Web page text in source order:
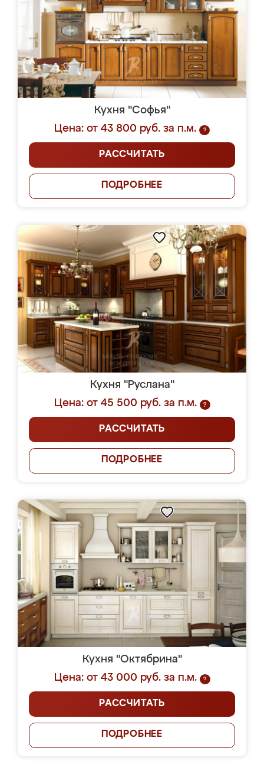
Кухня "Софья"
Цена: от 43 800 руб. за п.м.
?
РАССЧИТАТЬ
ПОДРОБНЕЕ
Кухня "Руслана"
Цена: от 45 500 руб. за п.м.
?
РАССЧИТАТЬ
ПОДРОБНЕЕ
Кухня "Октябрина"
Цена: от 43 000 руб. за п.м.
?
РАССЧИТАТЬ
ПОДРОБНЕЕ